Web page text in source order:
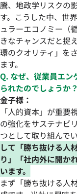
騰、地政学リスクの
す。こうした中、世
ュラーエコノミー（
きなチャンスだと捉
環のクオリティ」を
ます。
Q. なぜ、従業員エ
られたのでしょうか？
金子様：
「人的資本」が重
の強化をサステナビ
つとして取り組んで
して「勝ち抜ける人
り」「社内外に開か
います。
まず「勝ち抜ける人